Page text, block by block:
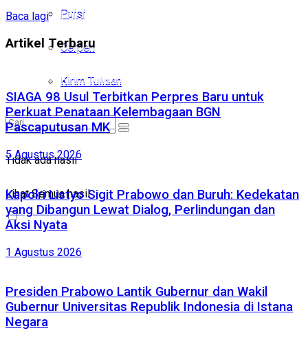
Puisi
Cerpen
Kirim Tulisan
Tidak ada hasil
Lihat Semua hasil
Puisi
Cerpen
Kirim Tulisan
Tidak ada hasil
Baca lagi
Artikel Terbaru
SIAGA 98 Usul Terbitkan Perpres Baru untuk
Perkuat Penataan Kelembagaan BGN
Pascaputusan MK
5 Agustus 2026
Kapolri Listyo Sigit Prabowo dan Buruh: Kedekatan
yang Dibangun Lewat Dialog, Perlindungan dan
Aksi Nyata
1 Agustus 2026
Presiden Prabowo Lantik Gubernur dan Wakil
Gubernur Universitas Republik Indonesia di Istana
Negara